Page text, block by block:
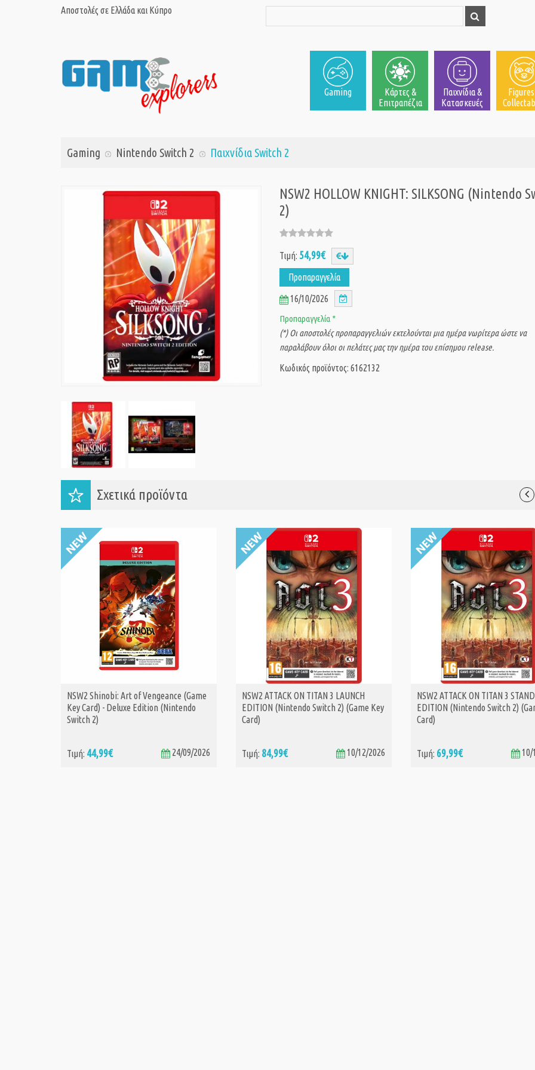
Αποστολές σε Ελλάδα και Κύπρο
Gaming
Κάρτες &
Επιτραπέζια
Παιχνίδια &
Κατασκευές
Gaming Nintendo Switch 2 Παιχνίδια Switch 2
NSW2 HOLLOW KNIGHT: SILKSONG (Nintendo
2)
Τιμή: 54,99€
Προπαραγγελία
16/10/2026
Προπαραγγελία *
(*) Οι αποστολές προπαραγγελιών εκτελούνται μια ημέρα νωρίτερα ώστε να
παραλάβουν όλοι οι πελάτες μας την ημέρα του επίσημου release.
Κωδικός προϊόντος: 6162132
Σχετικά προϊόντα
ΑΓΟΡΑ
NSW2 Shinobi: Art of Vengeance (Game
Key Card) - Deluxe Edition (Nintendo
Switch 2)
Τιμή: 44,99€ 24/09/2026
ΑΓΟΡΑ
NSW2 ATTACK ON TITAN 3 LAUNCH
EDITION (Nintendo Switch 2) (Game Key
Card)
Τιμή: 84,99€ 10/12/2026
ΑΓΟΡΑ
NSW2 ATTACK ON TITAN 3
EDITION (Nintendo Switch 2)
Card)
Τιμή: 69,99€ 10/